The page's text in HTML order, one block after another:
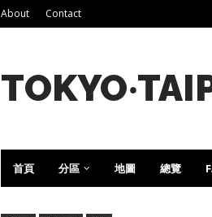
About Contact
首頁 分區 地圖 總覽